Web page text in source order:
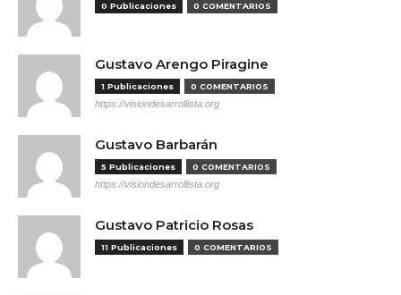
0 Publicaciones 0 COMENTARIOS
Gustavo Arengo Piragine
1 Publicaciones 0 COMENTARIOS
https://visiondesarrollista.org
Gustavo Barbarán
5 Publicaciones 0 COMENTARIOS
https://visiondesarrollista.org
Gustavo Patricio Rosas
11 Publicaciones 0 COMENTARIOS